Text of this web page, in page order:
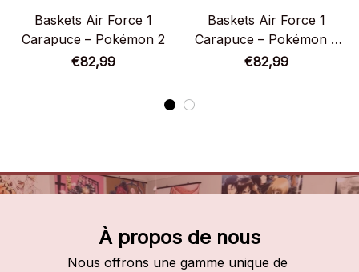
Baskets Air Force 1
Carapuce – Pokémon 2
€82,99
Baskets Air Force 1
Carapuce – Pokémon –
Motif damier
€82,99
À propos de nous
Nous offrons une gamme unique de